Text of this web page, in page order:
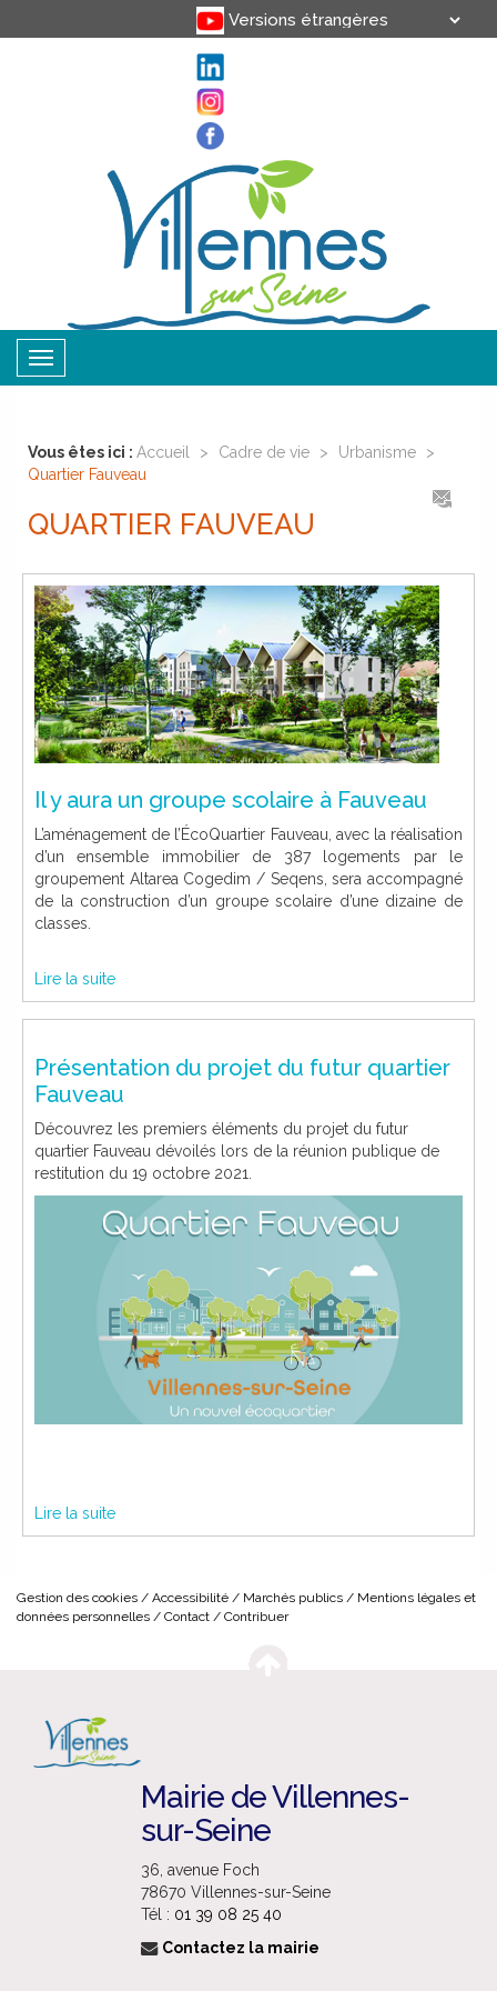
Toggle
navigation
Vous êtes ici : Accueil > Cadre de vie > Urbanisme
>
Quartier Fauveau
QUARTIER FAUVEAU
Il y aura un groupe scolaire à Fauveau
L’aménagement de l’ÉcoQuartier Fauveau, avec la réalisation
d’un ensemble immobilier de 387 logements par le
groupement Altarea Cogedim / Seqens, sera accompagné
de la construction d’un groupe scolaire d’une dizaine de
classes.
Lire la suite
Présentation du projet du futur quartier
Fauveau
Découvrez les premiers éléments du projet du futur
quartier Fauveau dévoilés lors de la réunion publique de
restitution du 19 octobre 2021.
Lire la suite
Gestion des cookies Accessibilité Marchés publics
Mentions légales et
données personnelles
Contact Contribuer
Mairie de Villennes-
sur-Seine
36, avenue Foch
78670 Villennes-sur-Seine
Tél : 01 39 08 25 40
Contactez la mairie